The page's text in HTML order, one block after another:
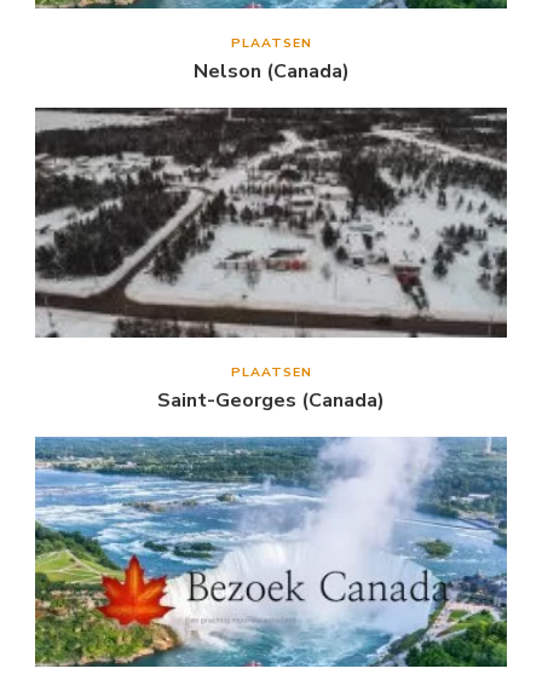
PLAATSEN
Nelson (Canada)
PLAATSEN
Saint-Georges (Canada)